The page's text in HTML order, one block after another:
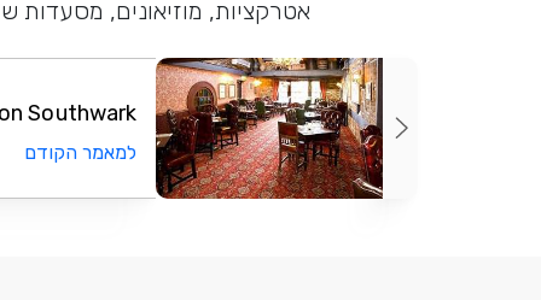
אטרקציות, מוזיאונים, מסעדות
Southwark...
למאמר הקודם